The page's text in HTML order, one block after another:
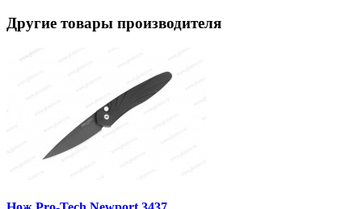
Другие товары производителя